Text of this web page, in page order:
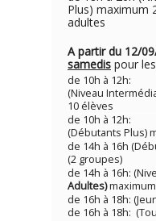
Plus) maximum
adultes
A partir du 12/
samedis pour
de 10h à 12h:
(Niveau
10 élèves
de 10h à 12h:
(Débutants Plus)
de 14h à 16h
(2 groupes)
de 14h à 16h:
Adultes)
de 16h à 18h:
de 16h à 18h: